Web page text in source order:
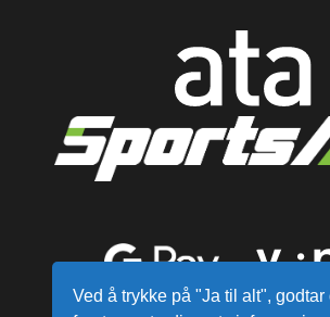
Ved å trykke på "Ja til alt",